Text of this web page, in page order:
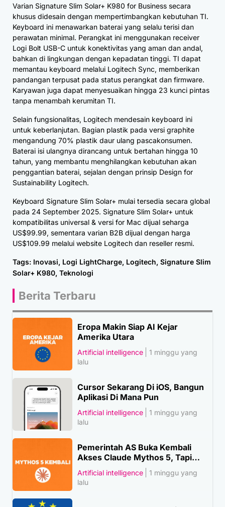
Varian Signature Slim Solar+ K980 for Business secara
khusus didesain dengan mempertimbangkan kebutuhan TI.
Keyboard ini menawarkan baterai yang selalu terisi dan
perawatan minimal. Perangkat ini menggunakan receiver
Logi Bolt USB-C untuk konektivitas yang aman dan andal,
bahkan di lingkungan dengan kepadatan tinggi. TI dapat
memantau keyboard melalui Logitech Sync, memberikan
pandangan terpusat pada status perangkat dan firmware.
Karyawan juga dapat menyesuaikan hingga 23 kunci pintas
tanpa menambah kerumitan TI.
Selain fungsionalitas, Logitech mendesain keyboard ini
untuk keberlanjutan. Bagian plastik pada versi graphite
mengandung 70% plastik daur ulang pascakonsumen.
Baterai isi ulangnya dirancang untuk bertahan hingga 10
tahun, yang membantu menghilangkan kebutuhan akan
penggantian baterai, sejalan dengan prinsip Design for
Sustainability Logitech.
Keyboard Signature Slim Solar+ mulai tersedia secara global
pada 24 September 2025. Signature Slim Solar+ untuk
kompatibilitas universal & versi for Mac dijual seharga
US$99.99, sementara varian B2B dijual dengan harga
US$109.99 melalui website Logitech dan reseller resmi.
Tags: Inovasi, Logi LightCharge, Logitech, Signature Slim
Solar+ K980, Teknologi
Berita Terbaru
Eropa Makin Siap AI Kejar
Amerika Utara
Artificial intelligence
1 minggu yang
lalu
Cursor Sekarang Di iOS, Bangun
Aplikasi Di Mana Pun
Artificial intelligence
1 minggu yang
lalu
Pemerintah AS Buka Kembali
Akses Claude Mythos 5, Tapi…
Artificial intelligence
1 minggu yang
lalu